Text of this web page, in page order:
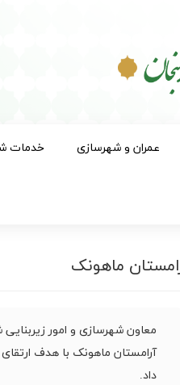
عمران و شهرسازی خدمات
ماهونک
معاون شهرسازی و امور
آرامستان ماهونک با هدف
داد.